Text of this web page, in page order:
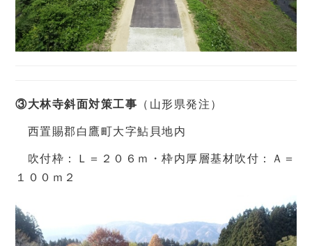
③大林寺斜面対策工事 （山形県発注）
西置賜郡白鷹町大字鮎貝地内
吹付枠：Ｌ＝２０６ｍ・枠内厚層基材吹付：Ａ＝
１００ｍ２